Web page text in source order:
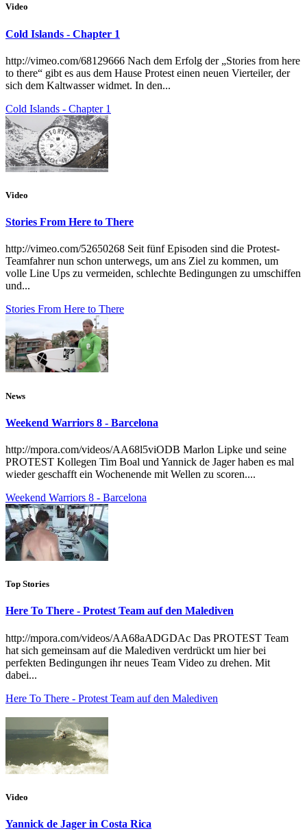
Video
Cold Islands - Chapter 1
http://vimeo.com/68129666 Nach dem Erfolg der „Stories from here
to there“ gibt es aus dem Hause Protest einen neuen Vierteiler, der
sich dem Kaltwasser widmet. In den...
Cold Islands - Chapter 1
Video
Stories From Here to There
http://vimeo.com/52650268 Seit fünf Episoden sind die Protest-
Teamfahrer nun schon unterwegs, um ans Ziel zu kommen, um
volle Line Ups zu vermeiden, schlechte Bedingungen zu umschiffen
und...
Stories From Here to There
News
Weekend Warriors 8 - Barcelona
http://mpora.com/videos/AA68l5viODB Marlon Lipke und seine
PROTEST Kollegen Tim Boal und Yannick de Jager haben es mal
wieder geschafft ein Wochenende mit Wellen zu scoren....
Weekend Warriors 8 - Barcelona
Top Stories
Here To There - Protest Team auf den Malediven
http://mpora.com/videos/AA68aADGDAc Das PROTEST Team
hat sich gemeinsam auf die Malediven verdrückt um hier bei
perfekten Bedingungen ihr neues Team Video zu drehen. Mit
dabei...
Here To There - Protest Team auf den Malediven
Video
Yannick de Jager in Costa Rica